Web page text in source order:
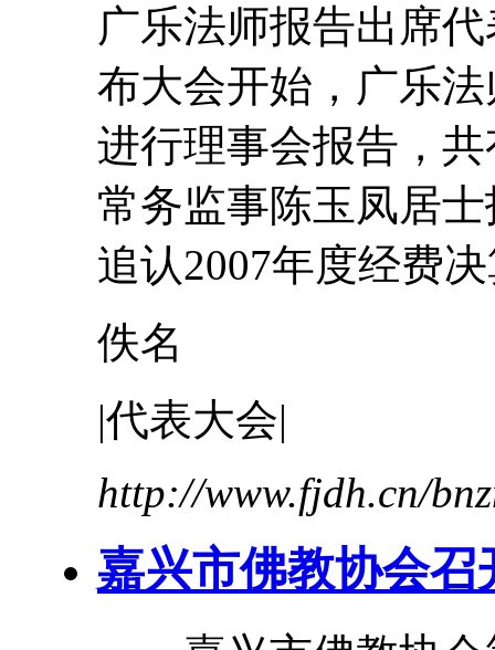
广乐法师报告出席代
布大会开始，广乐
进行理事会报告，
常务监事陈玉凤居
追认2007年度经费
佚名
|代表大会|
http://www.fjdh.cn/
嘉兴市佛教协会召